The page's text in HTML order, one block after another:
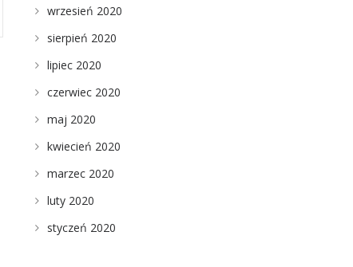
wrzesień 2020
sierpień 2020
lipiec 2020
czerwiec 2020
maj 2020
kwiecień 2020
marzec 2020
luty 2020
styczeń 2020